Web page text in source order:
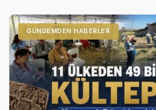
GÜNDEMDEN HABERLER